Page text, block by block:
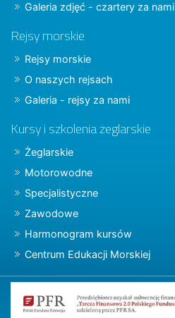
Galeria zdjęć - czartery za nami
Rejsy morskie
Rejsy morskie
O naszych rejsach
Galeria - rejsy za nami
Kursy i szkolenia żeglarskie
Żeglarskie
Motorowodne
Specjalistyczne
Zawodowe
Harmonogram kursów
Centrum Edukacji Morskiej